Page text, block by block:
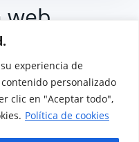
experiencia de
personalizado
clic en "Aceptar todo",
Política de cookies
web
dentro de